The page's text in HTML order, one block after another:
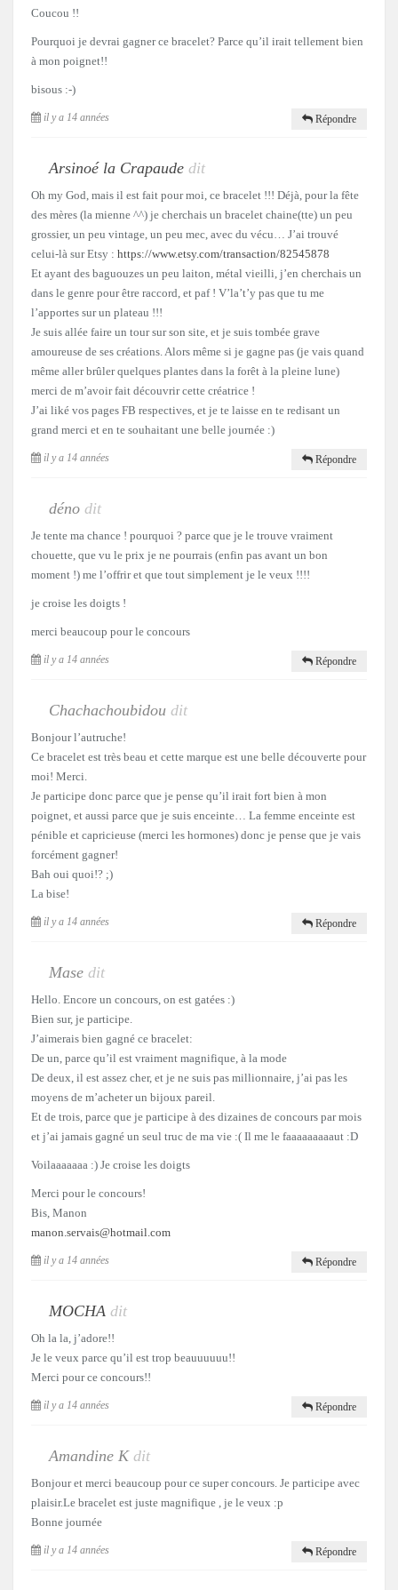
Coucou !!
Pourquoi je devrai gagner ce bracelet? Parce qu’il irait tellement bien
à mon poignet!!
bisous :-)
il y a 14 années Répondre
Arsinoé la Crapaude dit
Oh my God, mais il est fait pour moi, ce bracelet !!! Déjà, pour la fête
des mères (la mienne ^^) je cherchais un bracelet chaine(tte) un peu
grossier, un peu vintage, un peu mec, avec du vécu… J’ai trouvé
celui-là sur Etsy : https://www.etsy.com/transaction/82545878
Et ayant des baguouzes un peu laiton, métal vieilli, j’en cherchais un
dans le genre pour être raccord, et paf ! V’la’t’y pas que tu me
l’apportes sur un plateau !!!
Je suis allée faire un tour sur son site, et je suis tombée grave
amoureuse de ses créations. Alors même si je gagne pas (je vais quand
même aller brûler quelques plantes dans la forêt à la pleine lune)
merci de m’avoir fait découvrir cette créatrice !
J’ai liké vos pages FB respectives, et je te laisse en te redisant un
grand merci et en te souhaitant une belle journée :)
il y a 14 années Répondre
déno dit
Je tente ma chance ! pourquoi ? parce que je le trouve vraiment
chouette, que vu le prix je ne pourrais (enfin pas avant un bon
moment !) me l’offrir et que tout simplement je le veux !!!!
je croise les doigts !
merci beaucoup pour le concours
il y a 14 années Répondre
Chachachoubidou dit
Bonjour l’autruche!
Ce bracelet est très beau et cette marque est une belle découverte pour
moi! Merci.
Je participe donc parce que je pense qu’il irait fort bien à mon
poignet, et aussi parce que je suis enceinte… La femme enceinte est
pénible et capricieuse (merci les hormones) donc je pense que je vais
forcément gagner!
Bah oui quoi!? ;)
La bise!
il y a 14 années Répondre
Mase dit
Hello. Encore un concours, on est gatées :)
Bien sur, je participe.
J’aimerais bien gagné ce bracelet:
De un, parce qu’il est vraiment magnifique, à la mode
De deux, il est assez cher, et je ne suis pas millionnaire, j’ai pas les
moyens de m’acheter un bijoux pareil.
Et de trois, parce que je participe à des dizaines de concours par mois
et j’ai jamais gagné un seul truc de ma vie :( Il me le faaaaaaaaaut :D
Voilaaaaaaa :) Je croise les doigts
Merci pour le concours!
Bis, Manon
manon.servais@hotmail.com
il y a 14 années Répondre
MOCHA dit
Oh la la, j’adore!!
Je le veux parce qu’il est trop beauuuuuu!!
Merci pour ce concours!!
il y a 14 années Répondre
Amandine K dit
Bonjour et merci beaucoup pour ce super concours. Je participe avec
plaisir.Le bracelet est juste magnifique , je le veux :p
Bonne journée
il y a 14 années Répondre